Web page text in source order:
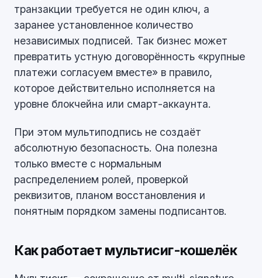
транзакции требуется не один ключ, а
заранее установленное количество
независимых подписей. Так бизнес может
превратить устную договорённость «крупные
платежи согласуем вместе» в правило,
которое действительно исполняется на
уровне блокчейна или смарт-аккаунта.
При этом мультиподпись не создаёт
абсолютную безопасность. Она полезна
только вместе с нормальным
распределением ролей, проверкой
реквизитов, планом восстановления и
понятным порядком замены подписантов.
Как работает мультисиг-кошелёк